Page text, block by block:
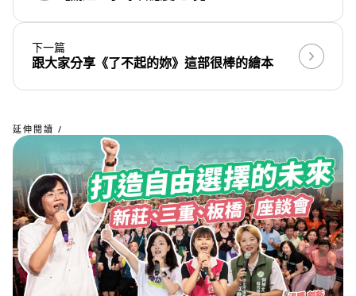
下一篇
跟大家分享《了不起的妳》這部很棒的繪本
延伸閱讀 /